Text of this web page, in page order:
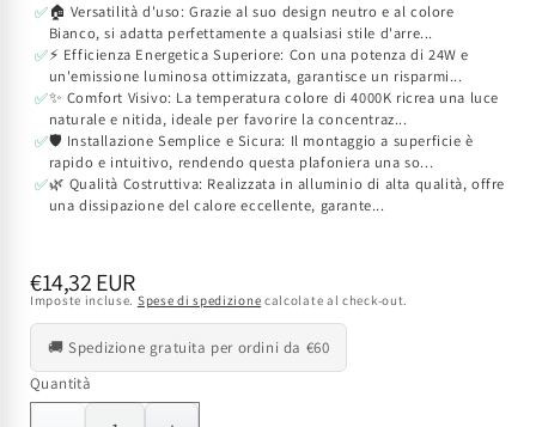
✅🏠 Versatilità d'uso: Grazie al suo design neutro e al colore
Bianco, si adatta perfettamente a qualsiasi stile d'arre...
✅⚡ Efficienza Energetica Superiore: Con una potenza di 24W e
un'emissione luminosa ottimizzata, garantisce un risparmi...
✅✨ Comfort Visivo: La temperatura colore di 4000K ricrea una luce
naturale e nitida, ideale per favorire la concentraz...
✅🛡️ Installazione Semplice e Sicura: Il montaggio a superficie è
rapido e intuitivo, rendendo questa plafoniera una so...
✅🌿 Qualità Costruttiva: Realizzata in alluminio di alta qualità, offre
una dissipazione del calore eccellente, garante...
Prezzo
di
listino
€14,32 EUR
Imposte incluse. Spese di spedizione calcolate al check-out.
🚚 Spedizione gratuita per ordini da €60
Quantità
Quantità